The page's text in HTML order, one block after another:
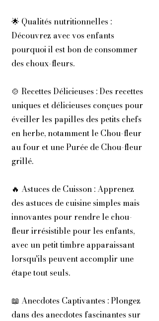
🌟 Qualités nutritionnelles :
Découvrez avec vos enfants
pourquoi il est bon de consommer
des choux-fleurs.
🍲 Recettes Délicieuses : Des recettes
uniques et délicieuses conçues pour
éveiller les papilles des petits chefs
en herbe, notamment le Chou-fleur
au four et une Purée de Chou-fleur
grillé.
🔥 Astuces de Cuisson : Apprenez
des astuces de cuisine simples mais
innovantes pour rendre le chou-
fleur irrésistible pour les enfants,
avec un petit timbre apparaissant
lorsqu'ils peuvent accomplir une
étape tout seuls.
📖 Anecdotes Captivantes : Plongez
dans des anecdotes fascinantes sur